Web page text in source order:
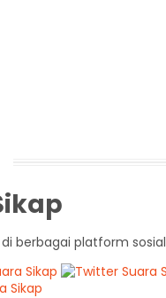
berbagai platform sosial